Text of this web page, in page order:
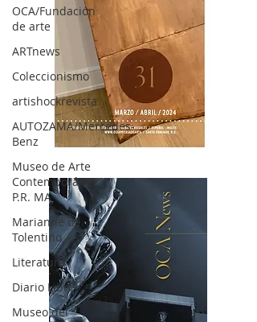
OCA/Fundación
de arte
ARTnews
Coleccionismo
artishockrevista
AUTOZAMA/Mercedes-
Benz
Museo de Arte
Contemporáneo
P.R. MA
Marianne de
Tolentino
Literatura
Diario Libre
Museo del